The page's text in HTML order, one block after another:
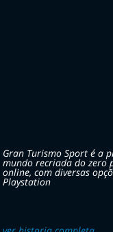
Gran Turismo Sport é a
mundo recriada do zero
online, com diversas
Playstation